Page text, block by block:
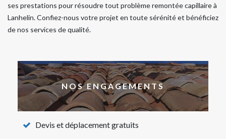
ses prestations pour résoudre tout problème remontée capillaire à
Lanhelin. Confiez-nous votre projet en toute sérénité et bénéficiez
de nos services de qualité.
NOS ENGAGEMENTS
Devis et déplacement gratuits